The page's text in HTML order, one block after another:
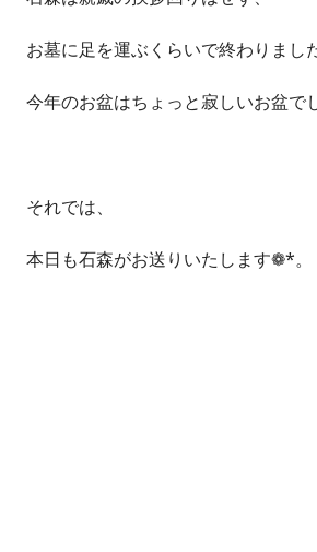
お墓に足を運ぶくらいで終わりまし
今年のお盆はちょっと寂しいお盆で
それでは、
本日も石森がお送りいたします❁*。